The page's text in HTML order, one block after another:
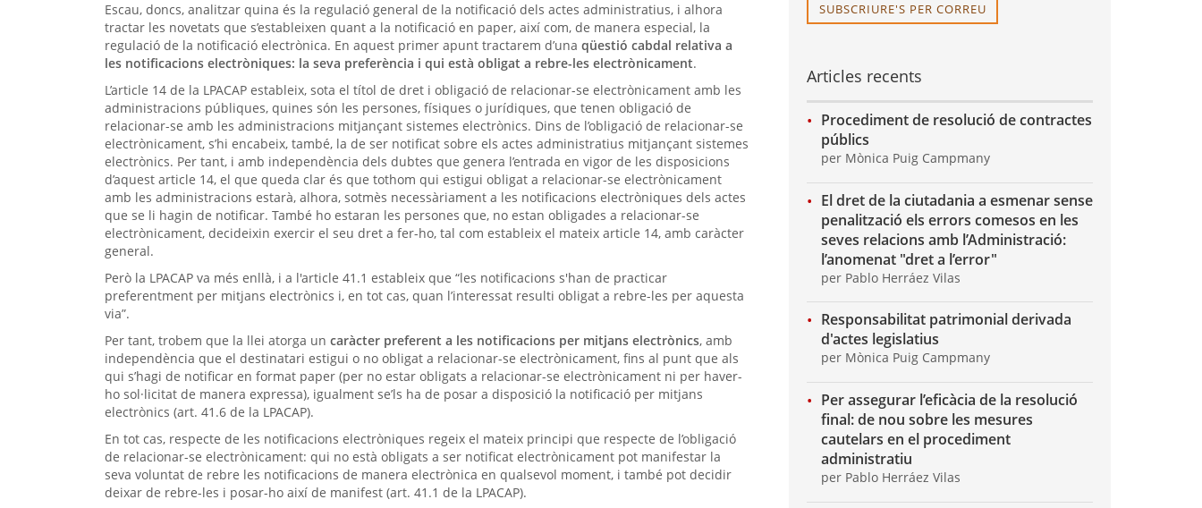
Escau, doncs, analitzar quina és la regulació general de la notificació dels actes administratius, i alhora
tractar les novetats que s’estableixen quant a la notificació en paper, així com, de manera especial, la
regulació de la notificació electrònica. En aquest primer apunt tractarem d’una qüestió cabdal relativa a
les notificacions electròniques: la seva preferència i qui està obligat a rebre-les electrònicament.
L’article 14 de la LPACAP estableix, sota el títol de dret i obligació de relacionar-se electrònicament amb les
administracions públiques, quines són les persones, físiques o jurídiques, que tenen obligació de
relacionar-se amb les administracions mitjançant sistemes electrònics. Dins de l’obligació de relacionar-se
electrònicament, s’hi encabeix, també, la de ser notificat sobre els actes administratius mitjançant sistemes
electrònics. Per tant, i amb independència dels dubtes que genera l’entrada en vigor de les disposicions
d’aquest article 14, el que queda clar és que tothom qui estigui obligat a relacionar-se electrònicament
amb les administracions estarà, alhora, sotmès necessàriament a les notificacions electròniques dels actes
que se li hagin de notificar. També ho estaran les persones que, no estan obligades a relacionar-se
electrònicament, decideixin exercir el seu dret a fer-ho, tal com estableix el mateix article 14, amb caràcter
general.
Però la LPACAP va més enllà, i a l'article 41.1 estableix que “les notificacions s'han de practicar
preferentment per mitjans electrònics i, en tot cas, quan l’interessat resulti obligat a rebre-les per aquesta
via”.
Per tant, trobem que la llei atorga un caràcter preferent a les notificacions per mitjans electrònics, amb
independència que el destinatari estigui o no obligat a relacionar-se electrònicament, fins al punt que als
qui s’hagi de notificar en format paper (per no estar obligats a relacionar-se electrònicament ni per haver-
ho sol·licitat de manera expressa), igualment se’ls ha de posar a disposició la notificació per mitjans
electrònics (art. 41.6 de la LPACAP).
En tot cas, respecte de les notificacions electròniques regeix el mateix principi que respecte de l’obligació
de relacionar-se electrònicament: qui no està obligats a ser notificat electrònicament pot manifestar la
seva voluntat de rebre les notificacions de manera electrònica en qualsevol moment, i també pot decidir
deixar de rebre-les i posar-ho així de manifest (art. 41.1 de la LPACAP).
SUBSCRIURE'S PER CORREU
Articles recents
Procediment de resolució de contractes
públics
per Mònica Puig Campmany
El dret de la ciutadania a esmenar sense
penalització els errors comesos en les
seves relacions amb l’Administració:
l’anomenat "dret a l’error"
per Pablo Herráez Vilas
Responsabilitat patrimonial derivada
d'actes legislatius
per Mònica Puig Campmany
Per assegurar l’eficàcia de la resolució
final: de nou sobre les mesures
cautelars en el procediment
administratiu
per Pablo Herráez Vilas